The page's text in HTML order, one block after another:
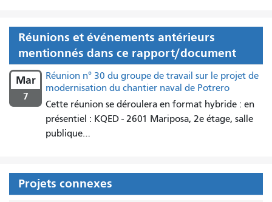
Réunions et événements antérieurs
mentionnés dans ce rapport/document
Mar
7
Réunion n° 30 du groupe de travail sur le projet de
modernisation du chantier naval de Potrero
Cette réunion se déroulera en format hybride : en
présentiel : KQED - 2601 Mariposa, 2e étage, salle
publique…
Projets connexes